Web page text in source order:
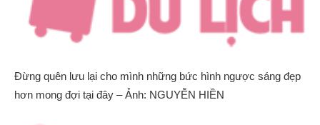
Đừng quên lưu lại cho mình những bức hình ngược sáng đẹp
hơn mong đợi tại đây – Ảnh: NGUYỄN HIỀN